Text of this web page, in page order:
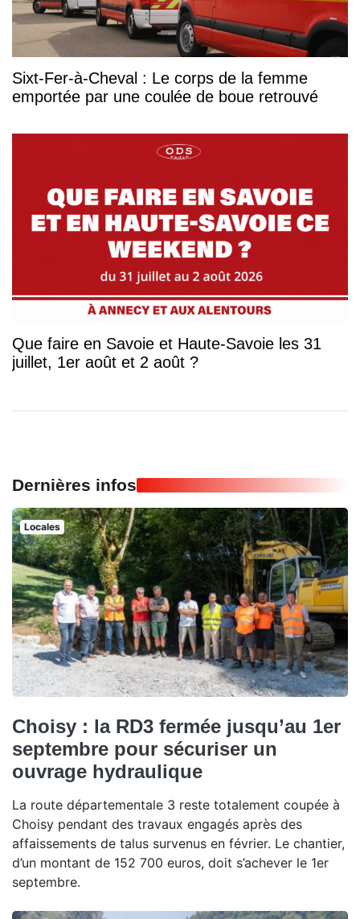
Sixt-Fer-à-Cheval : Le corps de la femme
emportée par une coulée de boue retrouvé
Que faire en Savoie et Haute-Savoie les 31
juillet, 1er août et 2 août ?
Dernières infos
Locales
Choisy : la RD3 fermée jusqu’au 1er
septembre pour sécuriser un
ouvrage hydraulique
La route départementale 3 reste totalement coupée à
Choisy pendant des travaux engagés après des
affaissements de talus survenus en février. Le chantier,
d’un montant de 152 700 euros, doit s’achever le 1er
septembre.